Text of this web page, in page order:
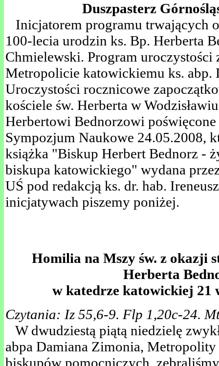
Duszpasterz
Inicjatorem programu trwających
100-lecia urodzin ks. Bp. Herberta
Chmielewski. Program uroczystości
Metropolicie katowickiemu ks.
Uroczystości rocznicowe
kościele św. Herberta w
Herbertowi Bednorzowi
Sympozjum Naukowe 24.05.2008,
książka "Biskup Herbert Bednorz -
biskupa katowickiego" wydana
UŚ pod redakcją ks. dr. hab.
inicjatywach piszemy poniżej.
Homilia na Mszy św. z okazji
Herberta
w katedrze katowickiej 21
Czytania: Iz 55,6-9. Flp 1,20c-24.
W dwudziestą piątą niedzielę
abpa Damiana Zimonia,
biskupów pomocniczych,